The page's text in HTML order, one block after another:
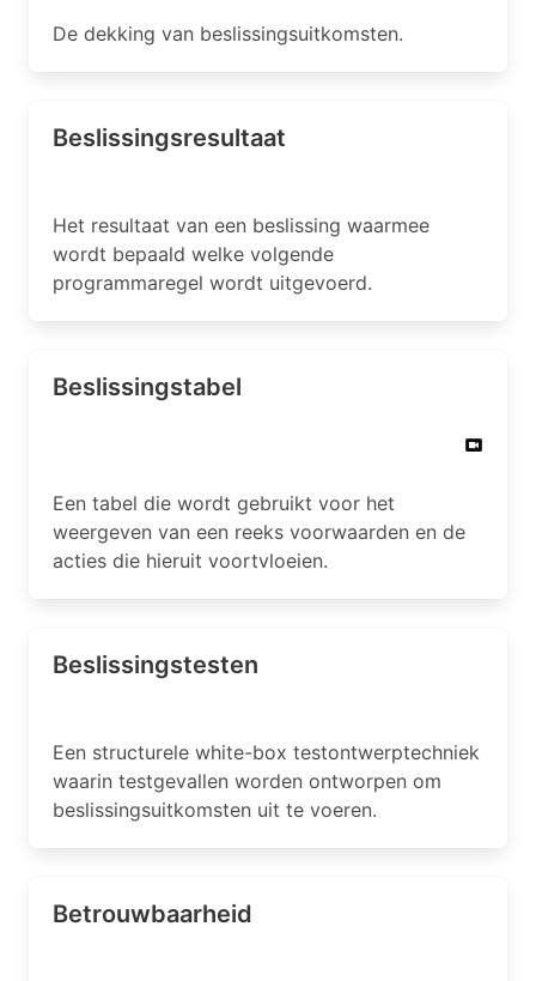
De dekking van beslissingsuitkomsten.
Beslissingsresultaat
Het resultaat van een beslissing waarmee
wordt bepaald welke volgende
programmaregel wordt uitgevoerd.
Beslissingstabel
Een tabel die wordt gebruikt voor het
weergeven van een reeks voorwaarden en de
acties die hieruit voortvloeien.
Beslissingstesten
Een structurele white-box testontwerptechniek
waarin testgevallen worden ontworpen om
beslissingsuitkomsten uit te voeren.
Betrouwbaarheid